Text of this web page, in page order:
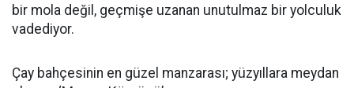
bir mola değil, geçmişe uzanan unutulmaz bir yolculuk
vadediyor.
Çay bahçesinin en güzel manzarası; yüzyıllara meydan